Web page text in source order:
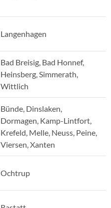
Langenhagen
Bad Breisig, Bad Honnef,
Heinsberg, Simmerath,
Wittlich
Bünde, Dinslaken,
Dormagen, Kamp-Lintfort,
Krefeld, Melle, Neuss, Peine,
Viersen, Xanten
Ochtrup